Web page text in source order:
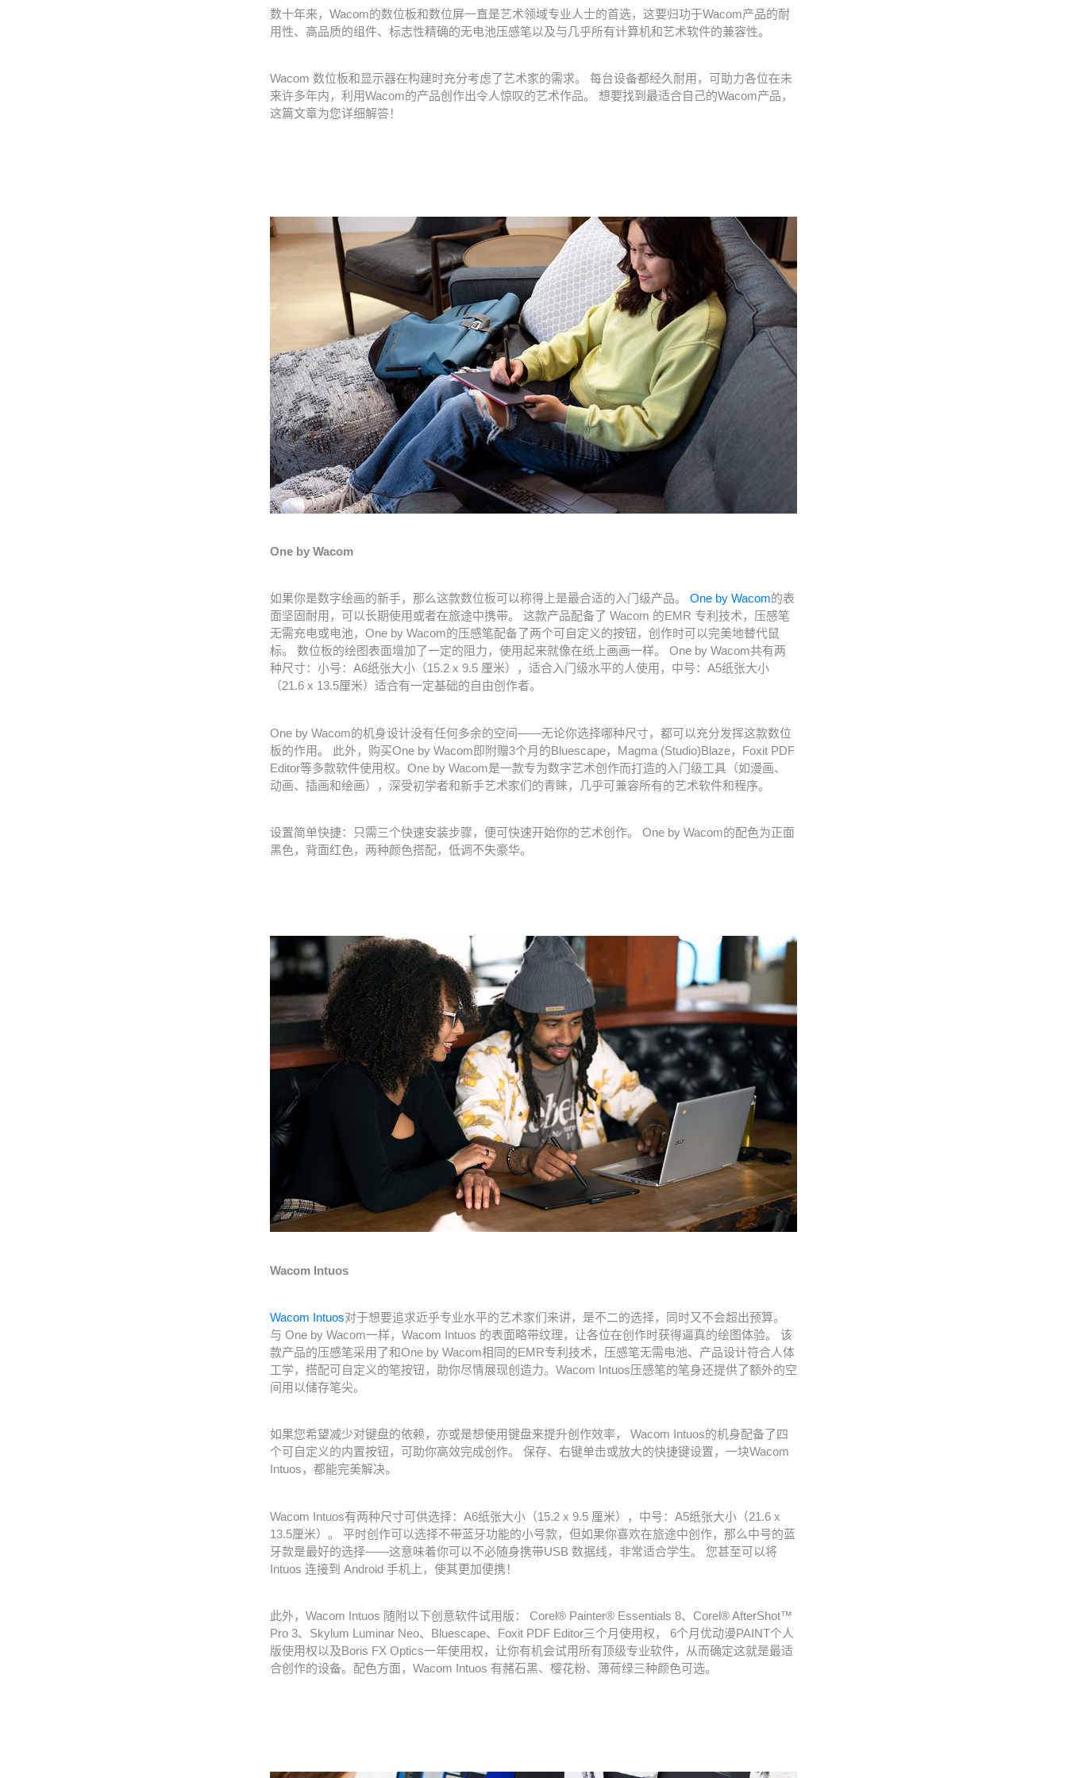
数十年来，Wacom的数位板和数位屏一直是艺术领域专业人士的首选，这要归功于Wacom产品的耐
用性、高品质的组件、标志性精确的无电池压感笔以及与几乎所有计算机和艺术软件的兼容性。
Wacom 数位板和显示器在构建时充分考虑了艺术家的需求。 每台设备都经久耐用，可助力各位在未
来许多年内，利用Wacom的产品创作出令人惊叹的艺术作品。 想要找到最适合自己的Wacom产品，
这篇文章为您详细解答！
One by Wacom
如果你是数字绘画的新手，那么这款数位板可以称得上是最合适的入门级产品。 One by Wacom的表
面坚固耐用，可以长期使用或者在旅途中携带。 这款产品配备了 Wacom 的EMR 专利技术，压感笔
无需充电或电池，One by Wacom的压感笔配备了两个可自定义的按钮，创作时可以完美地替代鼠
标。 数位板的绘图表面增加了一定的阻力，使用起来就像在纸上画画一样。 One by Wacom共有两
种尺寸：小号： A6纸张大小（15.2 x 9.5 厘米），适合入门级水平的人使用，中号：A5纸张大小
（21.6 x 13.5厘米）适合有一定基础的自由创作者。
One by Wacom的机身设计没有任何多余的空间——无论你选择哪种尺寸，都可以充分发挥这款数位
板的作用。 此外，购买One by Wacom即附赠3个月的Bluescape，Magma (Studio)Blaze，Foxit PDF
Editor等多款软件使用权。One by Wacom是一款专为数字艺术创作而打造的入门级工具（如漫画、
动画、插画和绘画），深受初学者和新手艺术家们的青睐，几乎可兼容所有的艺术软件和程序。
设置简单快捷：只需三个快速安装步骤，便可快速开始你的艺术创作。 One by Wacom的配色为正面
黑色，背面红色，两种颜色搭配，低调不失豪华。
Wacom Intuos
Wacom Intuos对于想要追求近乎专业水平的艺术家们来讲，是不二的选择，同时又不会超出预算。
与 One by Wacom一样，Wacom Intuos 的表面略带纹理，让各位在创作时获得逼真的绘图体验。 该
款产品的压感笔采用了和One by Wacom相同的EMR专利技术，压感笔无需电池、产品设计符合人体
工学，搭配可自定义的笔按钮，助你尽情展现创造力。Wacom Intuos压感笔的笔身还提供了额外的空
间用以储存笔尖。
如果您希望减少对键盘的依赖，亦或是想使用键盘来提升创作效率， Wacom Intuos的机身配备了四
个可自定义的内置按钮，可助你高效完成创作。 保存、右键单击或放大的快捷键设置，一块Wacom
Intuos，都能完美解决。
Wacom Intuos有两种尺寸可供选择：A6纸张大小（15.2 x 9.5 厘米），中号：A5纸张大小（21.6 x
13.5厘米）。 平时创作可以选择不带蓝牙功能的小号款，但如果你喜欢在旅途中创作，那么中号的蓝
牙款是最好的选择——这意味着你可以不必随身携带USB 数据线，非常适合学生。 您甚至可以将
Intuos 连接到 Android 手机上，使其更加便携！
此外，Wacom Intuos 随附以下创意软件试用版： Corel®Painter®Essentials 8、Corel®AfterShot™
Pro 3、Skylum Luminar Neo、Bluescape、Foxit PDF Editor三个月使用权， 6个月优动漫PAINT个人
版使用权以及Boris FX Optics一年使用权，让你有机会试用所有顶级专业软件，从而确定这就是最适
合创作的设备。配色方面，Wacom Intuos 有赭石黑、樱花粉、薄荷绿三种颜色可选。